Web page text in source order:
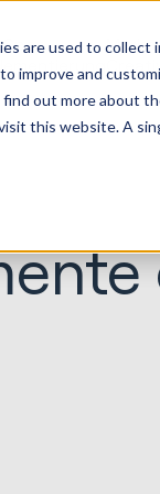
are used to
improve and
out more about
this website. A